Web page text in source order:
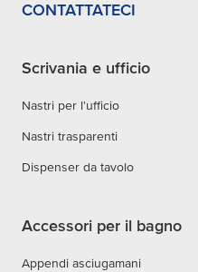
CONTATTATECI
Scrivania e ufficio
Nastri per l'ufficio
Nastri trasparenti
Dispenser da tavolo
Accessori per il bagno
Appendi asciugamani